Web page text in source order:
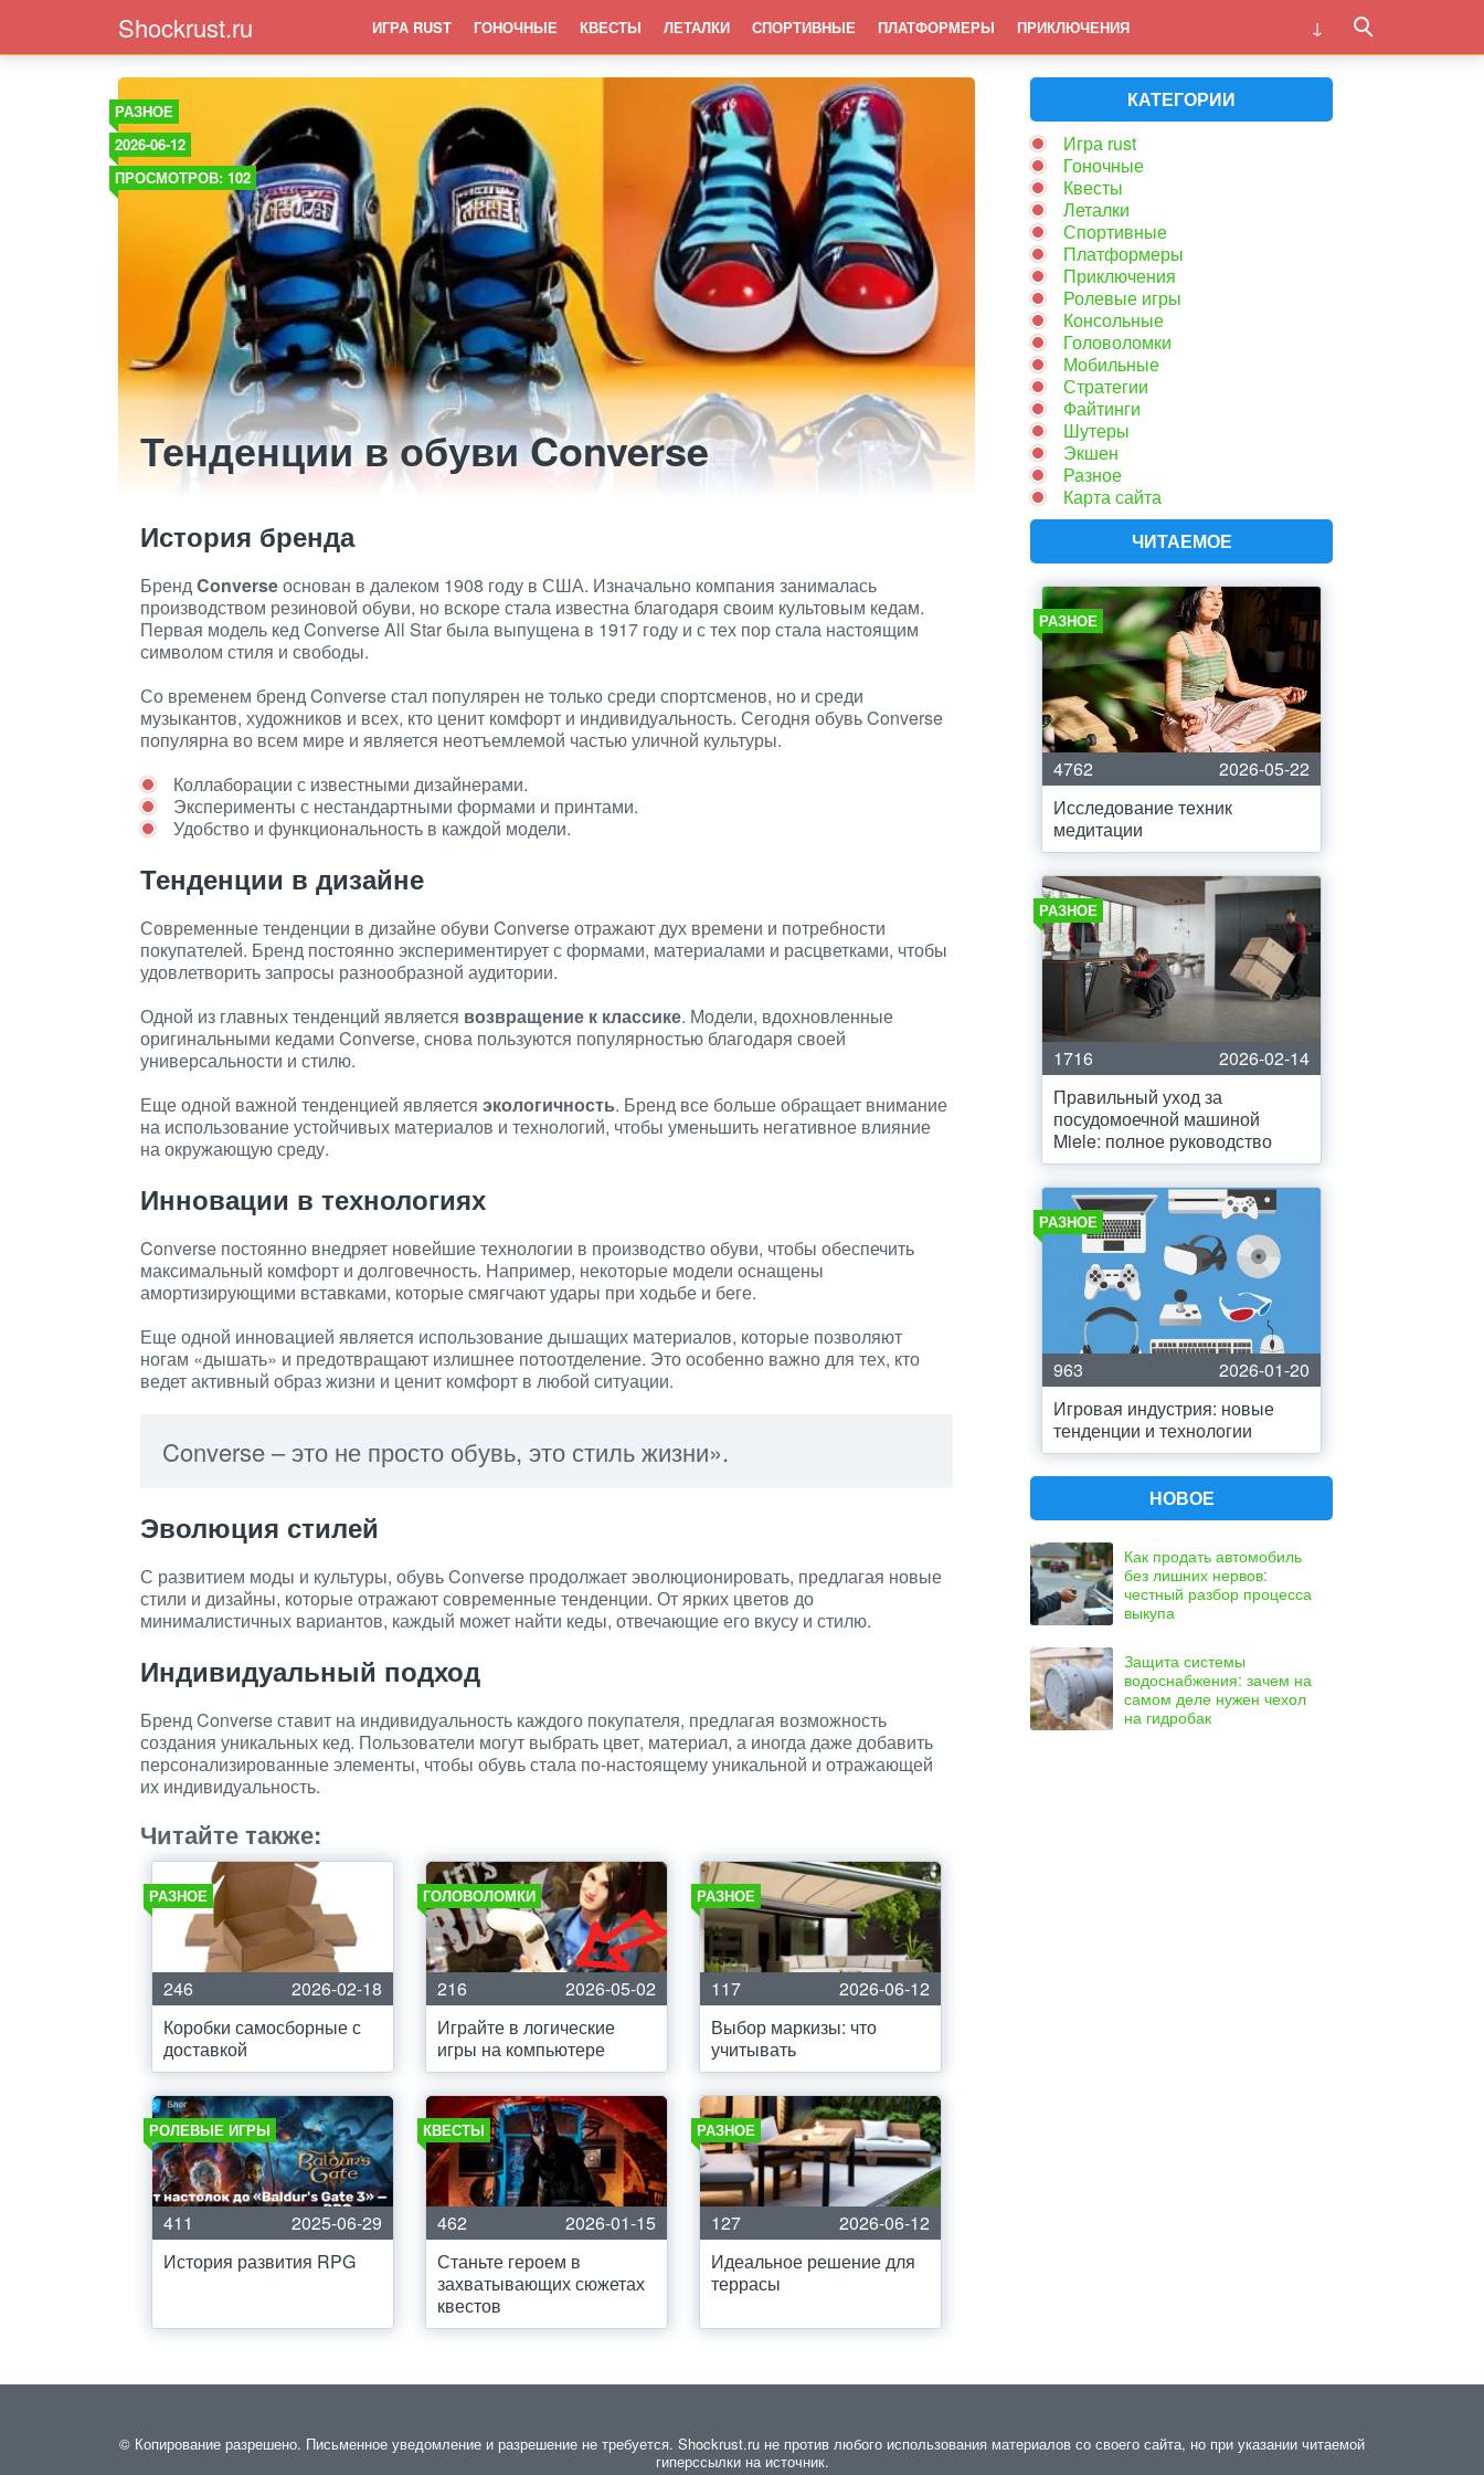
Shockrust.ru ИГРА RUST ГОНОЧНЫЕ КВЕСТЫ ЛЕТАЛКИ СПОРТИВНЫЕ ПЛАТФОРМЕРЫ ПРИКЛЮЧЕНИЯ
РАЗНОЕ
2026-06-12
ПРОСМОТРОВ: 102
Тенденции в обуви Converse
История бренда
БрендConverseоснован в далеком 1908 году в США. Изначально компания занималась
производством резиновой обуви, но вскоре стала известна благодаря своим культовым кедам.
Первая модель кед Converse All Star была выпущена в 1917 году и с тех пор стала настоящим
символом стиля и свободы.
Со временем бренд Converse стал популярен не только среди спортсменов, но и среди
музыкантов, художников и всех, кто ценит комфорт и индивидуальность. Сегодня обувь Converse
популярна во всем мире и является неотъемлемой частью уличной культуры.
Коллаборации с известными дизайнерами.
Эксперименты с нестандартными формами и принтами.
Удобство и функциональность в каждой модели.
Тенденции в дизайне
Современные тенденции в дизайне обуви Converse отражают дух времени и потребности
покупателей. Бренд постоянно экспериментирует с формами, материалами и расцветками, чтобы
удовлетворить запросы разнообразной аудитории.
Одной из главных тенденций является возвращение к классике. Модели, вдохновленные
оригинальными кедами Converse, снова пользуются популярностью благодаря своей
универсальности и стилю.
Еще одной важной тенденцией является экологичность. Бренд все больше обращает внимание
на использование устойчивых материалов и технологий, чтобы уменьшить негативное влияние
на окружающую среду.
Инновации в технологиях
Converse постоянно внедряет новейшие технологии в производство обуви, чтобы обеспечить
максимальный комфорт и долговечность. Например, некоторые модели оснащены
амортизирующими вставками, которые смягчают удары при ходьбе и беге.
Еще одной инновацией является использование дышащих материалов, которые позволяют
ногам «дышать» и предотвращают излишнее потоотделение. Это особенно важно для тех, кто
ведет активный образ жизни и ценит комфорт в любой ситуации.
Converse – это не просто обувь, это стиль жизни».
Эволюция стилей
С развитием моды и культуры, обувь Converse продолжает эволюционировать, предлагая новые
стили и дизайны, которые отражают современные тенденции. От ярких цветов до
минималистичных вариантов, каждый может найти кеды, отвечающие его вкусу и стилю.
Индивидуальный подход
Бренд Converse ставит на индивидуальность каждого покупателя, предлагая возможность
создания уникальных кед. Пользователи могут выбрать цвет, материал, а иногда даже добавить
персонализированные элементы, чтобы обувь стала по-настоящему уникальной и отражающей
их индивидуальность.
Читайте также:
РАЗНОЕ
246
2026-02-18
Коробки самосборные с
доставкой
ГОЛОВОЛОМКИ
216
2026-05-02
Играйте в логические
игры на компьютере
РАЗНОЕ
117
2026-06-12
Выбор маркизы: что
учитывать
РОЛЕВЫЕ ИГРЫ
411
2025-06-29
История развития RPG
КВЕСТЫ
462
2026-01-15
Станьте героем в
захватывающих сюжетах
квестов
РАЗНОЕ
127
2026-06-12
Идеальное решение для
террасы
КАТЕГОРИИ
Игра rust
Гоночные
Квесты
Леталки
Спортивные
Платформеры
Приключения
Ролевые игры
Консольные
Головоломки
Мобильные
Стратегии
Файтинги
Шутеры
Экшен
Разное
Карта сайта
ЧИТАЕМОЕ
РАЗНОЕ
4762
2026-05-22
Исследование техник
медитации
РАЗНОЕ
1716
2026-02-14
Правильный уход за
посудомоечной машиной
Miele: полное руководство
РАЗНОЕ
963
2026-01-20
Игровая индустрия: новые
тенденции и технологии
НОВОЕ
Как продать автомобиль
без лишних нервов:
честный разбор процесса
выкупа
Защита системы
водоснабжения: зачем на
самом деле нужен чехол
на гидробак
© Копирование разрешено. Письменное уведомление и разрешение не требуется. Shockrust.ru не против любого использования материалов со своего сайта, но при указании читаемой
гиперссылки на источник.